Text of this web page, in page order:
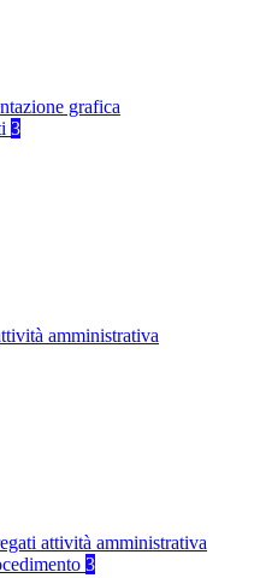
grafica
3
amministrativa
attività amministrativa
3